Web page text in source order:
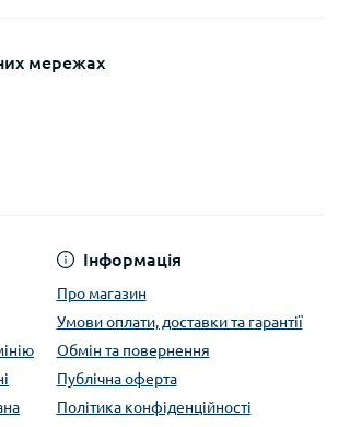
Інформація
Про магазин
Умови оплати, доставки та гарантії
Обмін та повернення
Публічна оферта
Політика конфіденційності
мережах